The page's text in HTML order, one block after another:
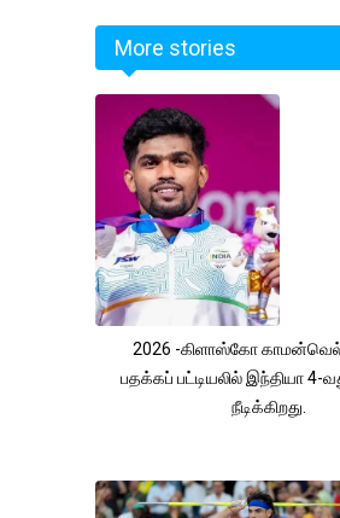
More stories
2026 -கிளாஸ்கோ
பதக்கப் பட்டியலில் இந்தியா 4-
நீடிக்கிறது.